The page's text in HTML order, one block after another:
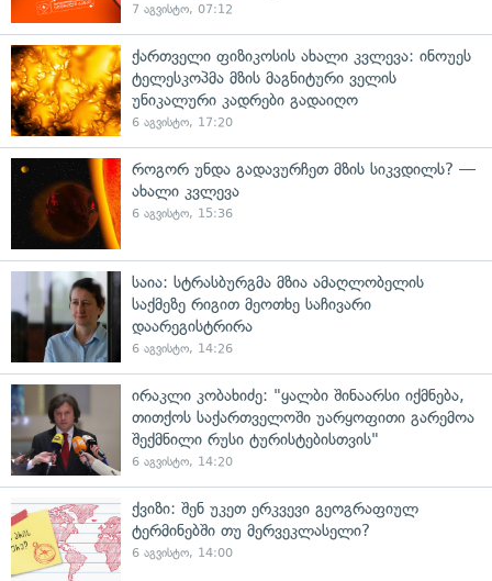
7 აგვისტო, 07:12
ქართველი ფიზიკოსის ახალი კვლევა: ინოუეს
ტელესკოპმა მზის მაგნიტური ველის
უნიკალური კადრები გადაიღო
6 აგვისტო, 17:20
როგორ უნდა გადავურჩეთ მზის სიკვდილს? —
ახალი კვლევა
6 აგვისტო, 15:36
საია: სტრასბურგმა მზია ამაღლობელის
საქმეზე რიგით მეოთხე საჩივარი
დაარეგისტრირა
6 აგვისტო, 14:26
ირაკლი კობახიძე: "ყალბი შინაარსი იქმნება,
თითქოს საქართველოში უარყოფითი გარემოა
შექმნილი რუსი ტურისტებისთვის"
6 აგვისტო, 14:20
ქვიზი: შენ უკეთ ერკვევი გეოგრაფიულ
ტერმინებში თუ მერვეკლასელი?
6 აგვისტო, 14:00